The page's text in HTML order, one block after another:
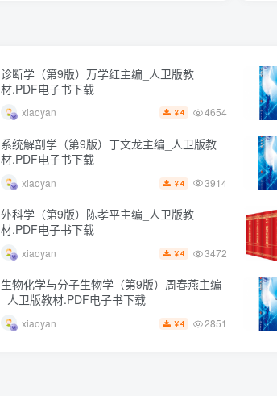
诊断学（第9版）万学红主编_人卫版教
材.PDF电子书下载
xiaoyan ￥4 4654
系统解剖学（第9版）丁文龙主编_人卫版教
材.PDF电子书下载
xiaoyan ￥4 3914
外科学（第9版）陈孝平主编_人卫版教
材.PDF电子书下载
xiaoyan ￥4 3472
生物化学与分子生物学（第9版）周春燕主编
_人卫版教材.PDF电子书下载
xiaoyan ￥4 2851